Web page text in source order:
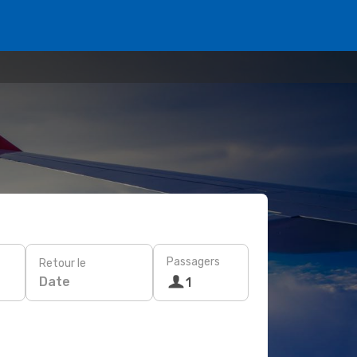
Retour le
Date
Passagers
1